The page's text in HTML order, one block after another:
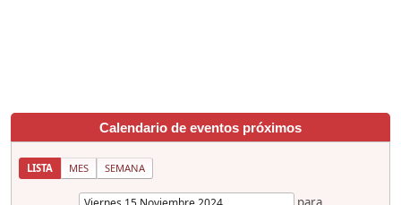
Calendario de eventos próximos
LISTA MES SEMANA